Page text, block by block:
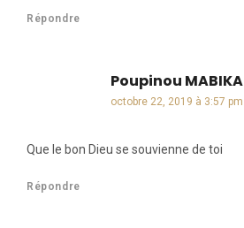
Répondre
Poupinou MABIKA
octobre 22, 2019 à 3:57 pm
Que le bon Dieu se souvienne de toi
Répondre